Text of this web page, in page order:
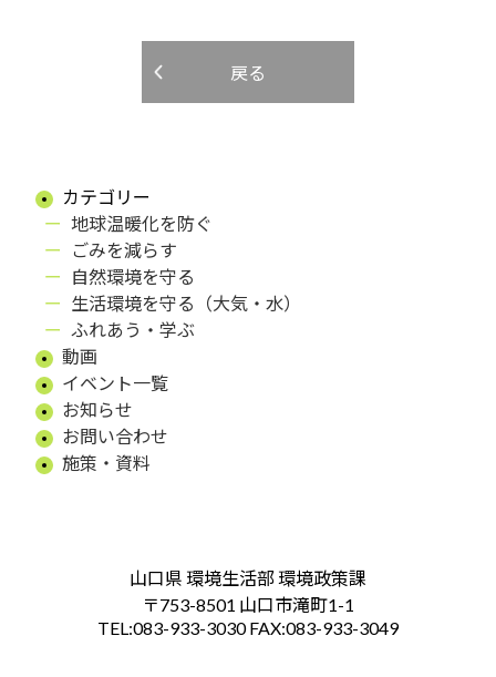
戻る
カテゴリー
地球温暖化を防ぐ
ごみを減らす
自然環境を守る
生活環境を守る（大気・水）
ふれあう・学ぶ
動画
イベント一覧
お知らせ
お問い合わせ
施策・資料
山口県 環境生活部 環境政策課
〒753-8501 山口市滝町1-1
TEL:083-933-3030 FAX:083-933-3049